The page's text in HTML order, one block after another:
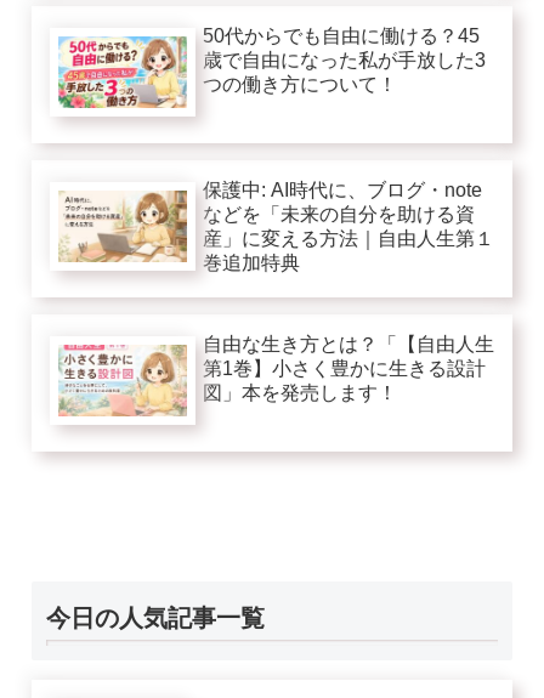
50代からでも自由に働ける？45
歳で自由になった私が手放した3
つの働き方について！
保護中: AI時代に、ブログ・note
などを「未来の自分を助ける資
産」に変える方法｜自由人生第１
巻追加特典
自由な生き方とは？「【自由人生
第1巻】小さく豊かに生きる設計
図」本を発売します！
今日の人気記事一覧